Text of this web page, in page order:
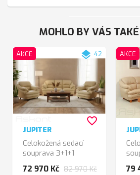
MOHLO BY VÁS
AKCE layers 42
JUPITER
Celokožená sedací
souprava 3+1+1
72 970 Kč 82 970 Kč
favorite_border
AKCE
79